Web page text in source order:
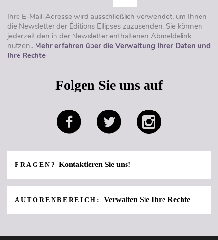
Ihre E-Mail-Adresse wird ausschließlich verwendet, um Ihnen
die Newsletter der Éditions Ellipses zuzusenden. Sie können
jederzeit den in der Newsletter enthaltenen Abmeldelink
nutzen.. Mehr erfahren über die Verwaltung Ihrer Daten und
Ihre Rechte
Folgen Sie uns auf
FRAGEN?Kontaktieren Sie uns!
AUTORENBEREICH: Verwalten Sie Ihre Rechte